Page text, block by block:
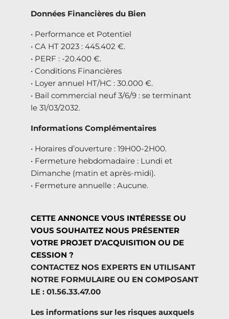
Données Financières du Bien
• Performance et Potentiel
• CA HT 2023 : 445.402 €.
• PERF : -20.400 €.
• Conditions Financières
• Loyer annuel HT/HC : 30.000 €.
• Bail commercial neuf 3/6/9 : se terminant
le 31/03/2032.
Informations Complémentaires
• Horaires d’ouverture : 19H00-2H00.
• Fermeture hebdomadaire : Lundi et
Dimanche (matin et après-midi).
• Fermeture annuelle : Aucune.
CETTE ANNONCE VOUS INTÉRESSE OU
VOUS SOUHAITEZ NOUS PRÉSENTER
VOTRE PROJET D’ACQUISITION OU DE
CESSION ?
CONTACTEZ NOS EXPERTS EN UTILISANT
NOTRE FORMULAIRE OU EN COMPOSANT
LE : 01.56.33.47.00
Les informations sur les risques auxquels